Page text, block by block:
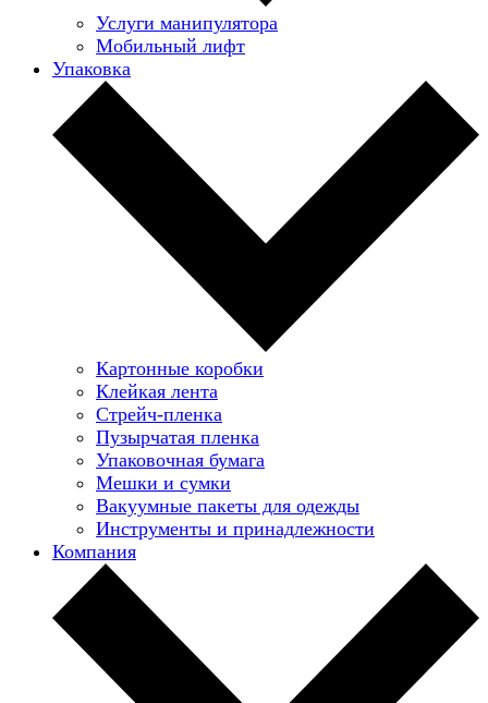
Услуги манипулятора
Мобильный лифт
Упаковка
Картонные коробки
Клейкая лента
Стрейч-пленка
Пузырчатая пленка
Упаковочная бумага
Мешки и сумки
Вакуумные пакеты для одежды
Инструменты и принадлежности
Компания